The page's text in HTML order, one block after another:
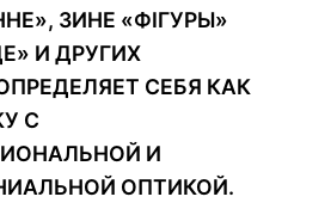
ЗИНЕ «ФІГУРЫ»
И ДРУГИХ
СЕБЯ КАК
С
И
ОПТИКОЙ.